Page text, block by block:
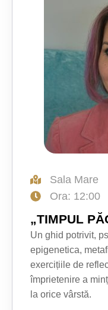
Sala Mare
Ora: 12:00
„TIMPUL
Un ghid potrivit,
epigenetica,
exercițiile de
împrietenire a
la orice vârstă.